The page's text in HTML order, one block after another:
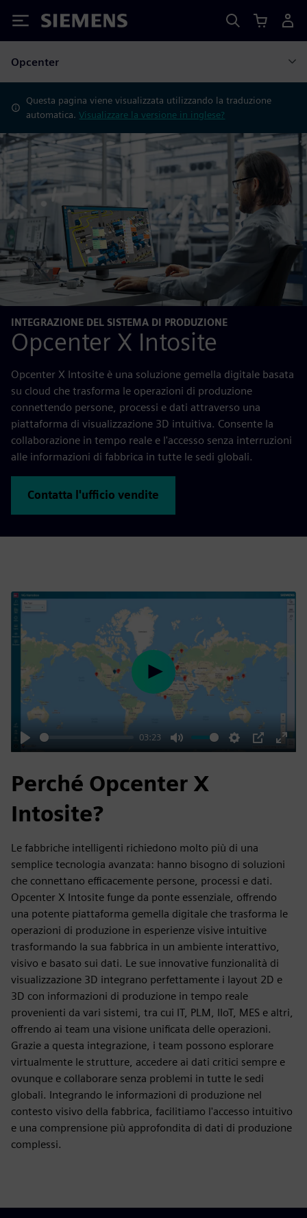
Siemens
Opcenter
Questa pagina viene visualizzata utilizzando la traduzione
automatica.Visualizzare la versione in inglese?
INTEGRAZIONE DEL SISTEMA DI PRODUZIONE
Opcenter X Intosite
Opcenter X Intosite è una soluzione gemella digitale basata
su cloud che trasforma le operazioni di produzione
connettendo persone, processi e dati attraverso una
piattaforma di visualizzazione 3D intuitiva. Consente la
collaborazione in tempo reale e l'accesso senza interruzioni
alle informazioni di fabbrica in tutte le sedi globali.
Contatta l'ufficio vendite
Play
03:23
Mute Settings
PIP
Enter
Play
Perché Opcenter X
Intosite?
Le fabbriche intelligenti richiedono molto più di una
semplice tecnologia avanzata: hanno bisogno di soluzioni
che connettano efficacemente persone, processi e dati.
Opcenter X Intosite funge da ponte essenziale, offrendo
una potente piattaforma gemella digitale che trasforma le
operazioni di produzione in esperienze visive intuitive
trasformando la sua fabbrica in un ambiente interattivo,
visivo e basato sui dati. Le sue innovative funzionalità di
visualizzazione 3D integrano perfettamente i layout 2D e
3D con informazioni di produzione in tempo reale
provenienti da vari sistemi, tra cui IT, PLM, IIoT, MES e altri,
offrendo ai team una visione unificata delle operazioni.
Grazie a questa integrazione, i team possono esplorare
virtualmente le strutture, accedere ai dati critici sempre e
ovunque e collaborare senza problemi in tutte le sedi
globali. Integrando le informazioni di produzione nel
contesto visivo della fabbrica, facilitiamo l'accesso intuitivo
e una comprensione più approfondita di dati di produzione
complessi.